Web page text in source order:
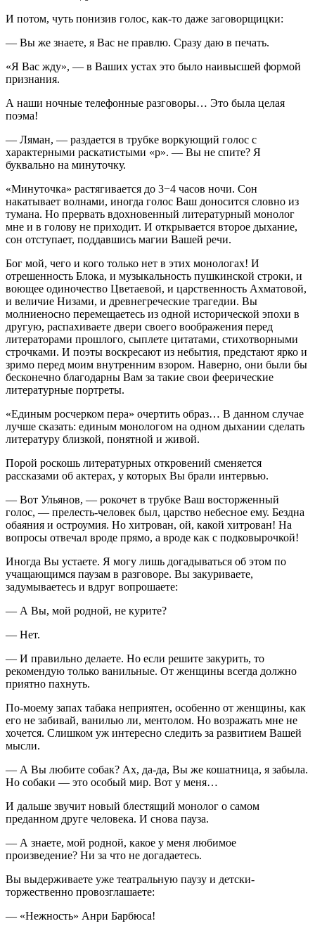
И потом, чуть понизив голос, как-то даже заговорщицки:
— Вы же знаете, я Вас не правлю. Сразу даю в печать.
«Я Вас жду», — в Ваших устах это было наивысшей формой
признания.
А наши ночные телефонные разговоры… Это была целая
поэма!
— Ляман, — раздается в трубке воркующий голос с
характерными раскатистыми «р». — Вы не спите? Я
буквально на минуточку.
«Минуточка» растягивается до 3−4 часов ночи. Сон
накатывает волнами, иногда голос Ваш доносится словно из
тумана. Но прервать вдохновенный литературный монолог
мне и в голову не приходит. И открывается второе дыхание,
сон отступает, поддавшись магии Вашей речи.
Бог мой, чего и кого только нет в этих монологах! И
отрешенность Блока, и музыкальность пушкинской строки, и
воющее одиночество Цветаевой, и царственность Ахматовой,
и величие Низами, и древнегреческие трагедии. Вы
молниеносно перемещаетесь из одной исторической эпохи в
другую, распахиваете двери своего воображения перед
литераторами прошлого, сыплете цитатами, стихотворными
строчками. И поэты воскресают из небытия, предстают ярко и
зримо перед моим внутренним взором. Наверно, они были бы
бесконечно благодарны Вам за такие свои феерические
литературные портреты.
«Единым росчерком пера» очертить образ… В данном случае
лучше сказать: единым монологом на одном дыхании сделать
литературу близкой, понятной и живой.
Порой роскошь литературных откровений сменяется
рассказами об актерах, у которых Вы брали интервью.
— Вот Ульянов, — рокочет в трубке Ваш восторженный
голос, — прелесть-человек был, царство небесное ему. Бездна
обаяния и остроумия. Но хитрован, ой, какой хитрован! На
вопросы отвечал вроде прямо, а вроде как с подковырочкой!
Иногда Вы устаете. Я могу лишь догадываться об этом по
учащающимся паузам в разговоре. Вы закуриваете,
задумываетесь и вдруг вопрошаете:
— А Вы, мой родной, не курите?
— Нет.
— И правильно делаете. Но если решите закурить, то
рекомендую только ванильные. От женщины всегда должно
приятно пахнуть.
По-моему запах табака неприятен, особенно от женщины, как
его не забивай, ванилью ли, ментолом. Но возражать мне не
хочется. Слишком уж интересно следить за развитием Вашей
мысли.
— А Вы любите собак? Ах, да-да, Вы же кошатница, я забыла.
Но собаки — это особый мир. Вот у меня…
И дальше звучит новый блестящий монолог о самом
преданном друге человека. И снова пауза.
— А знаете, мой родной, какое у меня любимое
произведение? Ни за что не догадаетесь.
Вы выдерживаете уже театральную паузу и детски-
торжественно провозглашаете:
— «Нежность» Анри Барбюса!